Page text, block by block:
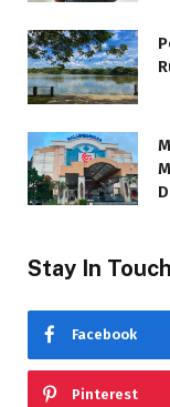
Stay In Touch
Facebook
Pinterest